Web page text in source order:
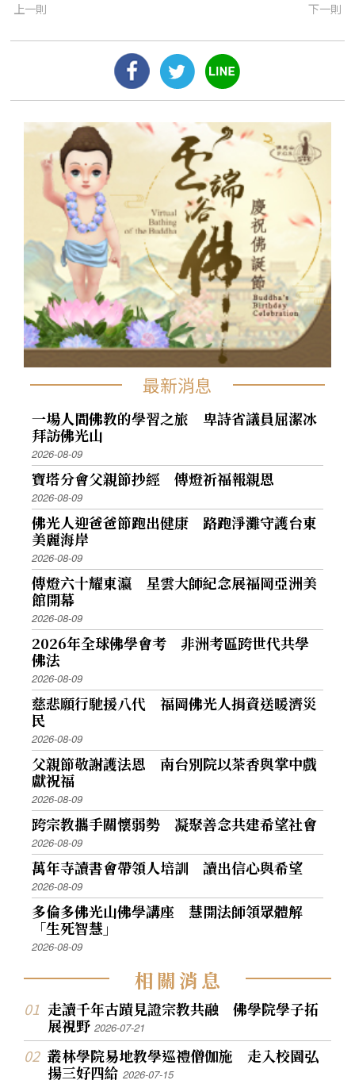
上一則 下一則
最新消息
一場人間佛教的學習之旅 卑詩省議員屈潔冰
拜訪佛光山
2026-08-09
寶塔分會父親節抄經 傳燈祈福報親恩
2026-08-09
佛光人迎爸爸節跑出健康 路跑淨灘守護台東
美麗海岸
2026-08-09
傳燈六十耀東瀛 星雲大師紀念展福岡亞洲美
館開幕
2026-08-09
2026年全球佛學會考 非洲考區跨世代共學
佛法
2026-08-09
慈悲願行馳援八代 福岡佛光人捐資送暖濟災
民
2026-08-09
父親節敬謝護法恩 南台別院以茶香與掌中戲
獻祝福
2026-08-09
跨宗教攜手關懷弱勢 凝聚善念共建希望社會
2026-08-09
萬年寺讀書會帶領人培訓 讀出信心與希望
2026-08-09
多倫多佛光山佛學講座 慧開法師領眾體解
「生死智慧」
2026-08-09
相關消息
走讀千年古蹟見證宗教共融 佛學院學子拓
展視野2026-07-21
叢林學院易地教學巡禮僧伽施 走入校園弘
揚三好四給2026-07-15